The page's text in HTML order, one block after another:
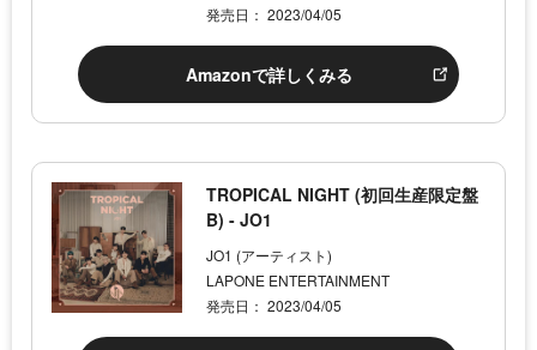
発売日： 2023/04/05
Amazonで詳しくみる
TROPICAL NIGHT (初回生産限定盤
B) - JO1
JO1 (アーティスト)
LAPONE ENTERTAINMENT
発売日： 2023/04/05